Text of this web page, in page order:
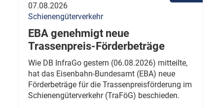
07.08.2026
Schienengüterverkehr
EBA genehmigt neue
Trassenpreis-Förderbeträge
Wie DB InfraGo gestern (06.08.2026) mitteilte,
hat das Eisenbahn-Bundesamt (EBA) neue
Förderbeträge für die Trassenpreisförderung im
Schienengüterverkehr (TraFöG) beschieden.